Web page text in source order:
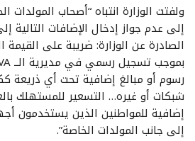
ولفتت الوزارة انتباه “أصحاب المولدات
إلى عدم جواز إدخال الإضافات التالية
الصادرة عن الوزارة: ضريبة على القيمة
رسوم أو مبالغ إضافية تحت أي ذريعة
شبكات أو غيره… التسعير للمستهلك
إضافية للمواطنين الذين يستخدمون
إلى جانب المولدات الخاصة”.